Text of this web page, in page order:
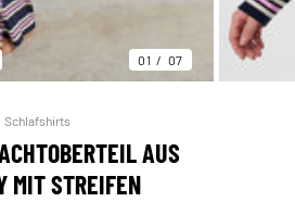
01 07
Schlafshirts
AUS
MIT STREIFEN